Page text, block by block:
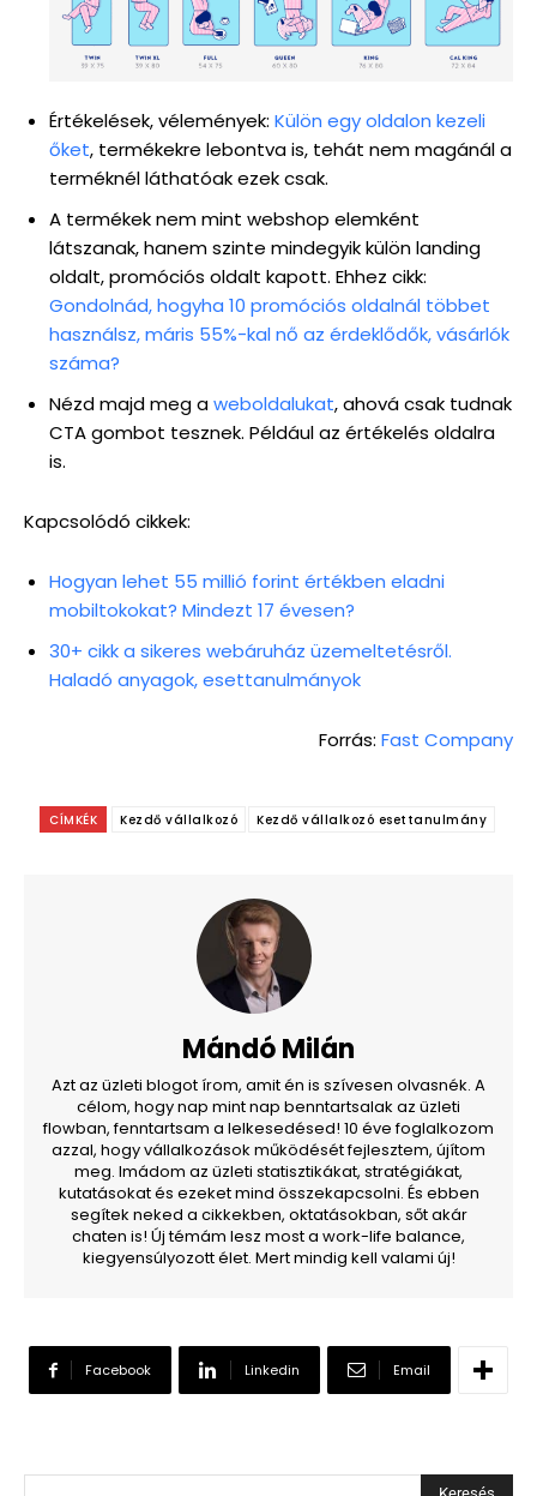
Értékelések, vélemények: Külön egy oldalon kezeli
őket, termékekre lebontva is, tehát nem magánál a
terméknél láthatóak ezek csak.
A termékek nem mint webshop elemként
látszanak, hanem szinte mindegyik külön landing
oldalt, promóciós oldalt kapott. Ehhez cikk:
Gondolnád, hogyha 10 promóciós oldalnál többet
használsz, máris 55%-kal nő az érdeklődők, vásárlók
száma?
Nézd majd meg aweboldalukat, ahová csak tudnak
CTA gombot tesznek. Például az értékelés oldalra
is.
Kapcsolódó cikkek:
Hogyan lehet 55 millió forint értékben eladni
mobiltokokat? Mindezt 17 évesen?
30+ cikk a sikeres webáruház üzemeltetésről.
Haladó anyagok, esettanulmányok
Forrás: Fast Company
CÍMKÉK Kezdő vállalkozó Kezdő vállalkozó esettanulmány
Mándó Milán
Azt az üzleti blogot írom, amit én is szívesen olvasnék. A
célom, hogy nap mint nap benntartsalak az üzleti
flowban, fenntartsam a lelkesedésed! 10 éve foglalkozom
azzal, hogy vállalkozások működését fejlesztem, újítom
meg. Imádom az üzleti statisztikákat, stratégiákat,
kutatásokat és ezeket mind összekapcsolni. És ebben
segítek neked a cikkekben, oktatásokban, sőt akár
chaten is! Új témám lesz most a work-life balance,
kiegyensúlyozott élet. Mert mindig kell valami új!
Facebook Linkedin Email